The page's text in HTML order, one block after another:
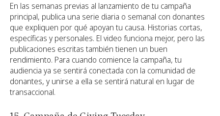
En las semanas previas al lanzamiento de tu campaña
principal, publica una serie diaria o semanal con donantes
que expliquen por qué apoyan tu causa. Historias cortas,
específicas y personales. El video funciona mejor, pero las
publicaciones escritas también tienen un buen
rendimiento. Para cuando comience la campaña, tu
audiencia ya se sentirá conectada con la comunidad de
donantes, y unirse a ella se sentirá natural en lugar de
transaccional.